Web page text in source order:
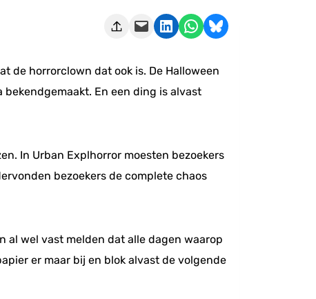
Deze pagina e-mailen Delen op LinkedIn Delen via WhatsApp Share on Bluesky
de horrorclown dat ook is. De Halloween
En een ding is alvast
In Urban Explhorror moesten bezoekers
bezoekers de complete chaos
al wel vast melden dat alle dagen waarop
er maar bij en blok alvast de volgende